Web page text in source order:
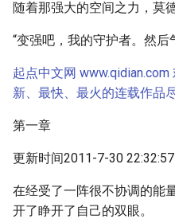
随着那强大的空间之力，莫
“变强吧，我的守护者。然后
起点中文网
新、最快、最火的连载作品
第一章
更新时间2011-7-30
在经受了一阵很不协调的能
开了睁开了自己的双眼。